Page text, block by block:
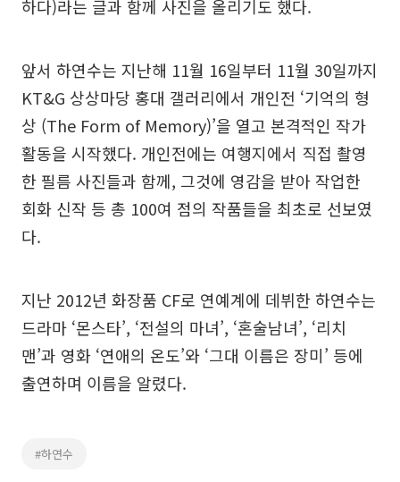
하다)라는 글과 함께 사진을 올리기도 했다.
앞서 하연수는 지난해 11월 16일부터 11월 30일까지
KT&G 상상마당 홍대 갤러리에서 개인전 ‘기억의 형
상 (The Form of Memory)’을 열고 본격적인 작가
활동을 시작했다. 개인전에는 여행지에서 직접 촬영
한 필름 사진들과 함께, 그것에 영감을 받아 작업한
회화 신작 등 총 100여 점의 작품들을 최초로 선보였
다.
지난 2012년 화장품 CF로 연예계에 데뷔한 하연수는
드라마 ‘몬스타’, ‘전설의 마녀’, ‘혼술남녀’, ‘리치
맨’과 영화 ‘연애의 온도’와 ‘그대 이름은 장미’ 등에
출연하며 이름을 알렸다.
#하연수